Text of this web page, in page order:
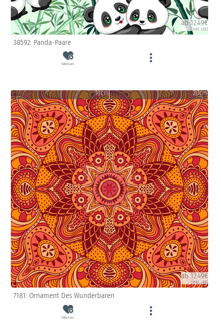
ab 12.49€
(inkl. USt)
38592: Panda-Paare
Merken
10cm 20cm
ab 12.49€
(inkl. USt)
7181: Ornament Des Wunderbaren
Merken